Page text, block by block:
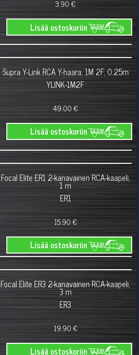
3.90 €
Lisää ostoskoriin
Supra Y-Link RCA Y-haara, 1M 2F, 0.25m
YLINK-1M2F
49.00 €
Lisää ostoskoriin
Focal Elite ER1 2-kanavainen RCA-kaapeli,
1 m
ER1
15.90 €
Lisää ostoskoriin
Focal Elite ER3 2-kanavainen RCA-kaapeli,
3 m
ER3
19.90 €
Lisää ostoskoriin